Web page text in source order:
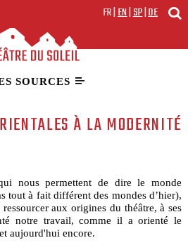
FR|EN|SP|DE
SOURCES
À LA MODERNITÉ
nous permettent de dire le monde
tout à fait différent des mondes d’hier),
aux origines du théâtre, à ses
notre travail, comme il a orienté le
aujourd'hui encore.